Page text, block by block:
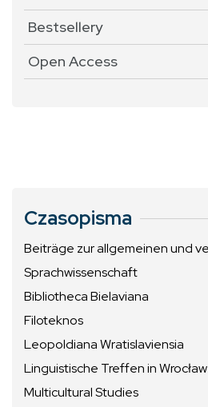
Bestsellery
Open Access
Czasopisma
Beiträge zur allgemeinen und
Sprachwissenschaft
Bibliotheca Bielaviana
Filoteknos
Leopoldiana Wratislaviensia
Linguistische Treffen in Wrocław
Multicultural Studies